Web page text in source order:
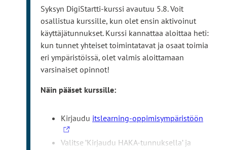
Syksyn DigiStartti-kurssi avautuu 5.8. Voit
osallistua kurssille, kun olet ensin aktivoinut
käyttäjätunnukset. Kurssi kannattaa aloittaa heti:
kun tunnet yhteiset toimintatavat ja osaat toimia
eri ympäristöissä, olet valmis aloittamaan
varsinaiset opinnot!
Näin pääset kurssille:
Kirjaudu itslearning-oppimisympäristöön
Valitse ’Kirjaudu HAKA-tunnuksella’ ja